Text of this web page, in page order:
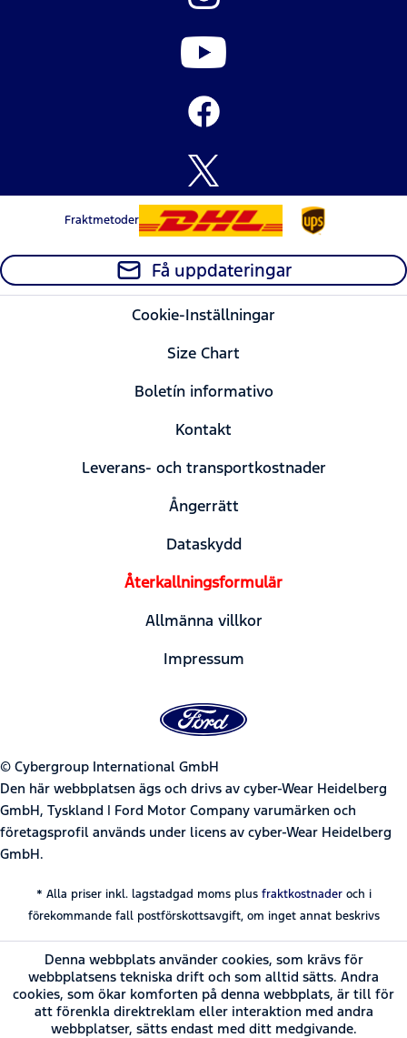
Fraktmetoder
Få uppdateringar
Cookie-Inställningar
Size Chart
Boletín informativo
Kontakt
Leverans- och transportkostnader
Ångerrätt
Dataskydd
Återkallningsformulär
Allmänna villkor
Impressum
© Cybergroup International GmbH
Den här webbplatsen ägs och drivs av cyber-Wear Heidelberg
GmbH, Tyskland | Ford Motor Company varumärken och
företagsprofil används under licens av cyber-Wear Heidelberg
GmbH.
* Alla priser inkl. lagstadgad moms plus fraktkostnaderoch i
förekommande fall postförskottsavgift, om inget annat beskrivs
Denna webbplats använder cookies, som krävs för
webbplatsens tekniska drift och som alltid sätts. Andra
cookies, som ökar komforten på denna webbplats, är till för
att förenkla direktreklam eller interaktion med andra
webbplatser, sätts endast med ditt medgivande.